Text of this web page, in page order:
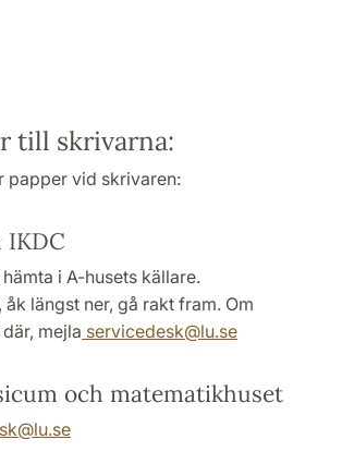
till skrivarna:
papper vid skrivaren:
IKDC
i A-husets källare.
åk längst ner, gå rakt fram. Om
mejla servicedesk@lu.se
och matematikhuset
@lu.se